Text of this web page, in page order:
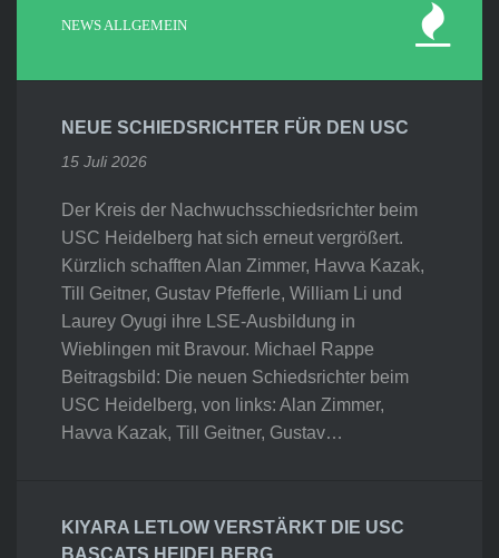
NEWS ALLGEMEIN
NEUE SCHIEDSRICHTER FÜR DEN USC
15 Juli 2026
Der Kreis der Nachwuchsschiedsrichter beim
USC Heidelberg hat sich erneut vergrößert.
Kürzlich schafften Alan Zimmer, Havva Kazak,
Till Geitner, Gustav Pfefferle, William Li und
Laurey Oyugi ihre LSE-Ausbildung in
Wieblingen mit Bravour. Michael Rappe
Beitragsbild: Die neuen Schiedsrichter beim
USC Heidelberg, von links: Alan Zimmer,
Havva Kazak, Till Geitner, Gustav…
KIYARA LETLOW VERSTÄRKT DIE USC
BASCATS HEIDELBERG